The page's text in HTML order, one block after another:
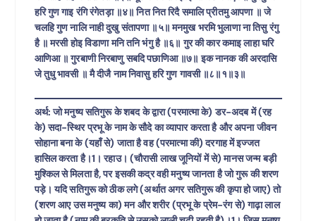
हरि गुण गाइ रंगि रंगेतड़ा ॥४॥ नित नित रिदै समालि प्रीतमु आपणा ॥ जे
चलहि गुण नालि नाही दुखु संतापणा ॥५॥ मनमुख भरमि भुलाणा ना तिसु रंगु
है ॥ मरसी होइ विडाणा मनि तनि भंगु है ॥६॥ गुर की कार कमाइ लाहा घरि
आणिआ ॥ गुरबाणी निरबाणु सबदि पछाणिआ ॥७॥ इक नानक की अरदासि
जे तुधु भावसी ॥ मै दीजै नाम निवासु हरि गुण गावसी ॥८॥१॥३॥
अर्थ: जो मनुष्य सतिगुरू के शबद के द्वारा (परमात्मा के) डर-अदब में (रह
के) सदा-स्थिर प्रभू के नाम के सौदे का व्यापार करता है और अपना जीवन
सोहाना बना के (यहाँ से) जाता है वह (परमात्मा की) दरगाह में इज्जत
हासिल करता है।1। रहाउ। (चौरासी लाख जूनियों में से) मानस जन्म बड़ी
मुश्किल से मिलता है, पर इसकी कद्र वही मनुष्य जानता है जो गुरू की शरण
पड़े। यदि सतिगुरू को ठीक लगे (अर्थात अगर सतिगुरू की कृपा हो जाए) तो
(शरण आए उस मनुष्य का) मन और शरीर (प्रभू के प्रेम-रंग से) गाढ़ा लाल